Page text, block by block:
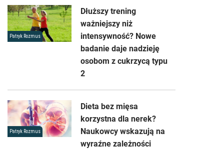
Patryk Rozmus
Dłuższy trening
ważniejszy niż
intensywność? Nowe
badanie daje nadzieję
osobom z cukrzycą typu
2
Patryk Rozmus
Dieta bez mięsa
korzystna dla nerek?
Naukowcy wskazują na
wyraźne zależności